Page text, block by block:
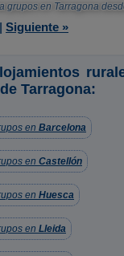
grupos en Tarragona
| Siguiente »
Tarragona:
en Barcelona
en Castellón
en Huesca
en Lleida